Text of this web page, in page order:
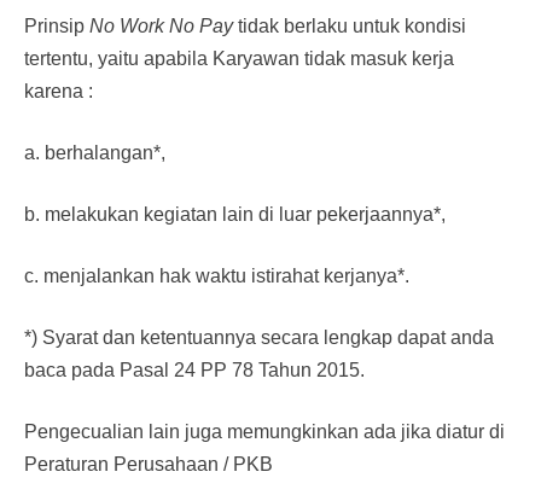
Prinsip No Work No Paytidak berlaku untuk kondisi
tertentu, yaitu apabila Karyawan tidak masuk kerja
karena :
a. berhalangan*,
b. melakukan kegiatan lain di luar pekerjaannya*,
c. menjalankan hak waktu istirahat kerjanya*.
*) Syarat dan ketentuannya secara lengkap dapat anda
baca pada Pasal 24 PP 78 Tahun 2015.
Pengecualian lain juga memungkinkan ada jika diatur di
Peraturan Perusahaan / PKB